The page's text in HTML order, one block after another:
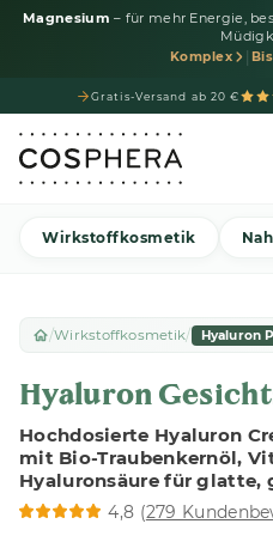
Magnesium – für mehr Energie,
Komplex
Gratis-Versand ab 20 €
Wirkstoffkosmetik
/Wirkstoffkosmetik/ Hyaluron
Hyaluron
Hochdosierte Hyaluron
mit Bio-Traubenkernöl,
Hyaluronsäure für glatte,
4,8 (279